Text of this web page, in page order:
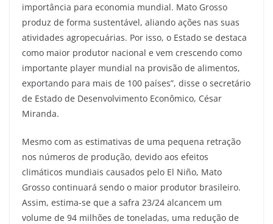
importância para economia mundial. Mato Grosso
produz de forma sustentável, aliando ações nas suas
atividades agropecuárias. Por isso, o Estado se destaca
como maior produtor nacional e vem crescendo como
importante player mundial na provisão de alimentos,
exportando para mais de 100 países”, disse o secretário
de Estado de Desenvolvimento Econômico, César
Miranda.
Mesmo com as estimativas de uma pequena retração
nos números de produção, devido aos efeitos
climáticos mundiais causados pelo El Niño, Mato
Grosso continuará sendo o maior produtor brasileiro.
Assim, estima-se que a safra 23/24 alcancem um
volume de 94 milhões de toneladas, uma redução de